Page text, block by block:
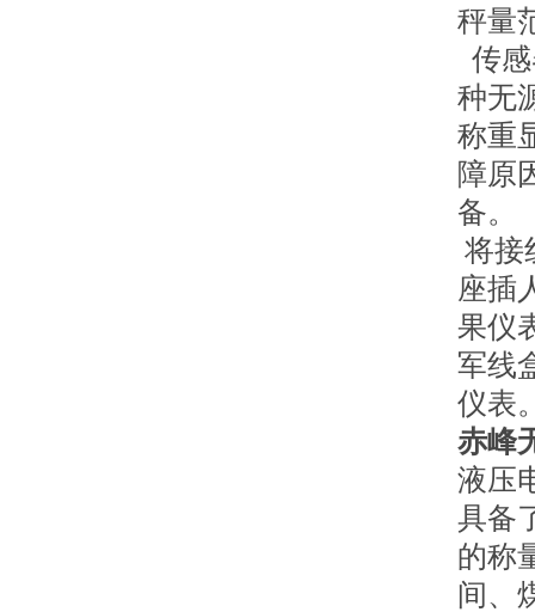
秤量
传
种无
称重
障原
备。
将接
座插
果仪
军线
仪表
赤峰
液压
具备
的称
间、